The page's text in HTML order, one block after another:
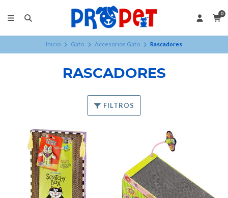
0
Inicio Gato Accesorios Gato Rascadores
RASCADORES
FILTROS